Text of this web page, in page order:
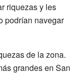
riquezas y les
podrían navegar
de la zona.
grandes en San